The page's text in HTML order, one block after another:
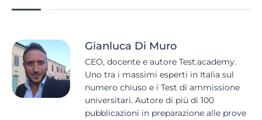
Gianluca Di Muro
CEO, docente e autore Test.academy.
Uno tra i massimi esperti in Italia sul
numero chiuso e i Test di ammissione
universitari. Autore di più di 100
pubblicazioni in preparazione alle prove